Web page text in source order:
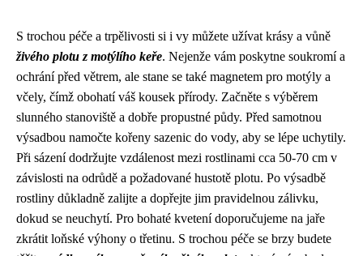
S trochou péče a trpělivosti si i vy můžete užívat krásy a vůně
živého plotu z motýlího keře. Nejenže vám poskytne soukromí a
ochrání před větrem, ale stane se také magnetem pro motýly a
včely, čímž obohatí váš kousek přírody. Začněte s výběrem
slunného stanoviště a dobře propustné půdy. Před samotnou
výsadbou namočte kořeny sazenic do vody, aby se lépe uchytily.
Při sázení dodržujte vzdálenost mezi rostlinami cca 50-70 cm v
závislosti na odrůdě a požadované hustotě plotu. Po výsadbě
rostliny důkladně zalijte a dopřejte jim pravidelnou zálivku,
dokud se neuchytí. Pro bohaté kvetení doporučujeme na jaře
zkrátit loňské výhony o třetinu. S trochou péče se brzy budete